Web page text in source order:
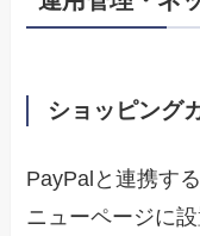
ショッピング
PayPalと連携す
ニューページに設